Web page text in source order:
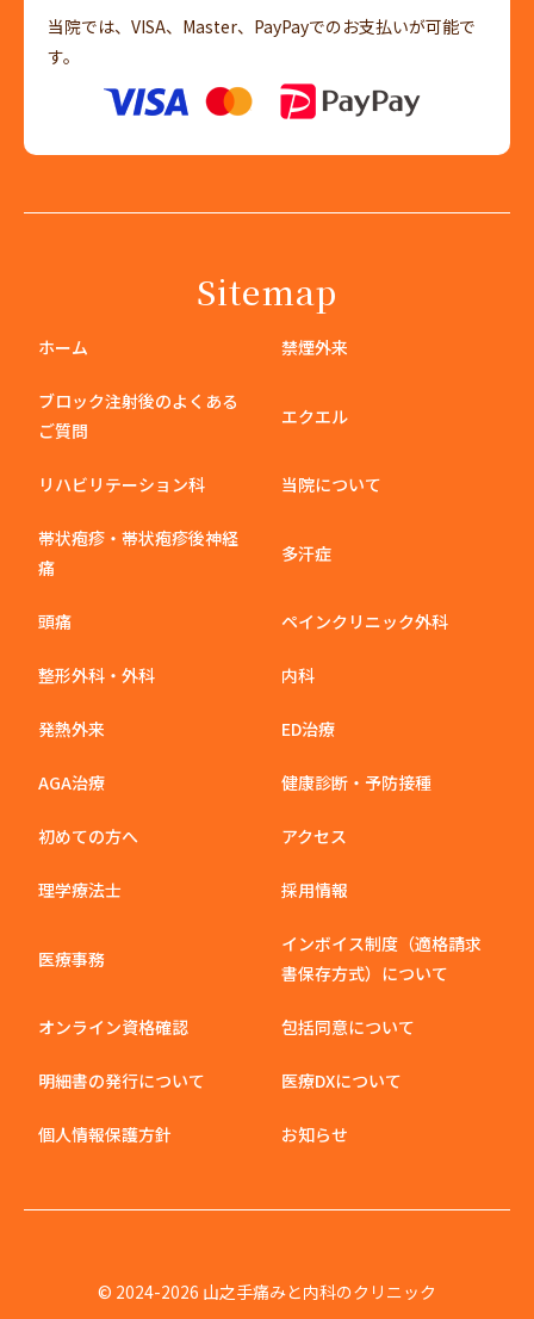
当院では、VISA、Master、PayPayでのお支払いが可能で
す。
Sitemap
ホーム 禁煙外来
ブロック注射後のよくある
ご質問
エクエル
リハビリテーション科 当院について
帯状疱疹・帯状疱疹後神経
痛
多汗症
頭痛 ペインクリニック外科
整形外科・外科 内科
発熱外来 ED治療
AGA治療 健康診断・予防接種
初めての方へ アクセス
理学療法士 採用情報
医療事務
インボイス制度（適格請求
書保存方式）について
オンライン資格確認 包括同意について
明細書の発行について 医療DXについて
個人情報保護方針 お知らせ
© 2024-2026 山之手痛みと内科のクリニック